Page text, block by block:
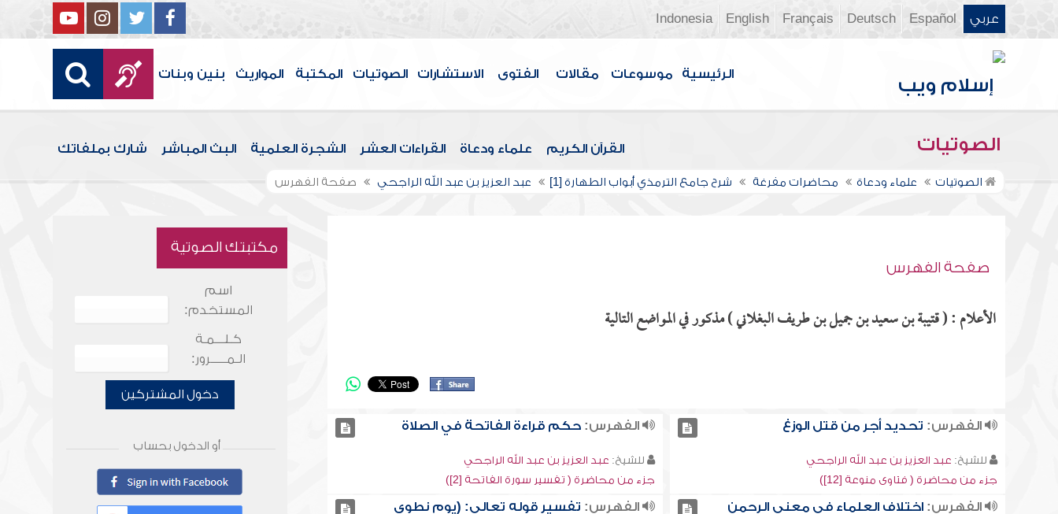
عربي Español
Deutsch
Français
English
Indonesia
الرئيسية موسوعات مقالات الفتوى الاستشارات الصوتيات المكتبة المواريث بنين وبنات
الصوتيات القرآن الكريم علماء ودعاة القراءات العشر الشجرة العلمية البث المباشر شارك بملفاتك
الصوتيات علماء ودعاة محاضرات مفرغة شرح جامع الترمذي أبواب الطهارة [1] عبد العزيز بن عبد الله الراجحي صفحة الفهرس
صفحة الفهرس
الأعلام : ( قتيبة بن سعيد بن جميل بن طريف البغلاني ) مذكور في المواضع التالية
الفهرس: تحديد أجر من قتل الوزغ
للشيخ: عبد العزيز بن عبد الله الراجحي
جزء من محاضرة ( فتاوى منوعة [12])
الفهرس: حكم قراءة الفاتحة في الصلاة
للشيخ: عبد العزيز بن عبد الله الراجحي
جزء من محاضرة ( تفسير سورة الفاتحة [2])
الفهرس:اختلاف العلماء في معنى الرحمن
الفهرس: تفسير قوله تعالى: (يوم نطوي
مكتبتك الصوتية
اسم
المستخدم:
كـلـــمـة
الـمـــــرور:
دخول المشتركين
أو الدخول بحساب